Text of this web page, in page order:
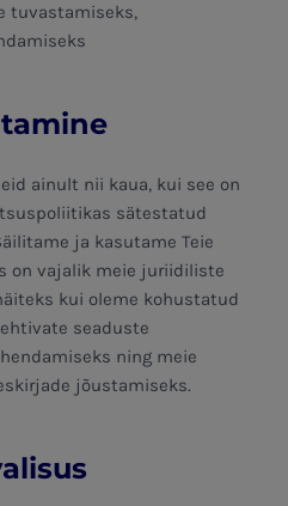
tuvastamiseks,
ainult nii kaua, kui see on
sätestatud
ja kasutame Teie
on vajalik meie juriidiliste
kui oleme kohustatud
seaduste
ning meie
jõustamiseks.